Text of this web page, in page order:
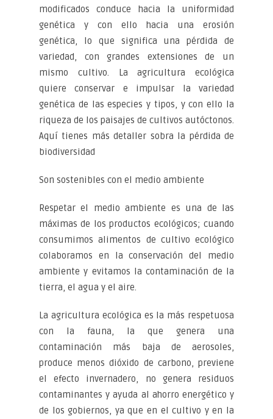
modificados conduce hacia la uniformidad
genética y con ello hacia una erosión
genética, lo que significa una pérdida de
variedad, con grandes extensiones de un
mismo cultivo. La agricultura ecológica
quiere conservar e impulsar la variedad
genética de las especies y tipos, y con ello la
riqueza de los paisajes de cultivos autóctonos.
Aquí tienes más detaller sobra la pérdida de
biodiversidad
Son sostenibles con el medio ambiente
Respetar el medio ambiente es una de las
máximas de los productos ecológicos; cuando
consumimos alimentos de cultivo ecológico
colaboramos en la conservación del medio
ambiente y evitamos la contaminación de la
tierra, el agua y el aire.
La agricultura ecológica es la más respetuosa
con la fauna, la que genera una
contaminación más baja de aerosoles,
produce menos dióxido de carbono, previene
el efecto invernadero, no genera residuos
contaminantes y ayuda al ahorro energético y
de los gobiernos, ya que en el cultivo y en la